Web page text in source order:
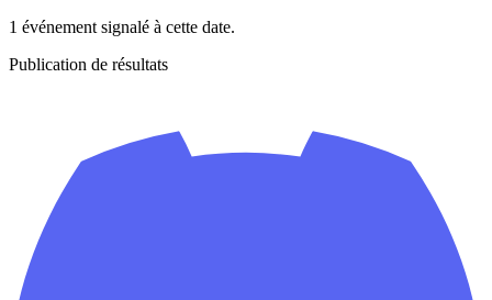
1 événement signalé à cette date.
Publication de résultats